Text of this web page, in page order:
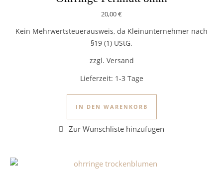
20,00€
Kein Mehrwertsteuerausweis, da Kleinunternehmer nach
§19 (1) UStG.
zzgl. Versand
Lieferzeit: 1-3 Tage
IN DEN WARENKORB